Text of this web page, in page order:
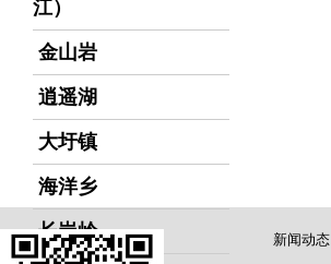
江）
金山岩
逍遥湖
大圩镇
海洋乡
长岗岭 新闻动态